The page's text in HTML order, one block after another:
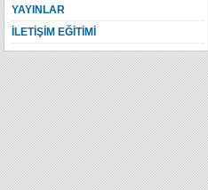
YAYINLAR
İLETİŞİM EĞİTİMİ